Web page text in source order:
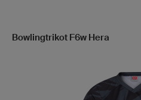
Bowlingtrikot F6w Hera